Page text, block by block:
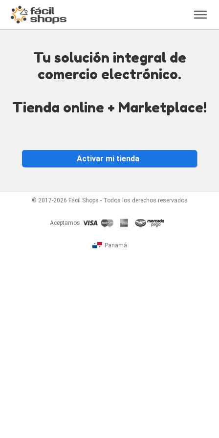
No se requiere tarjeta de crédito. Suscripción
No se requiere tarjeta de crédito. Probá gratis
por 1 año!
Tu solución integral de
comercio electrónico.
Tienda online + Marketplace!
Activar mi tienda
© 2017-2026 Fácil Shops - Todos los derechos reservados
Aceptamos
Panamá